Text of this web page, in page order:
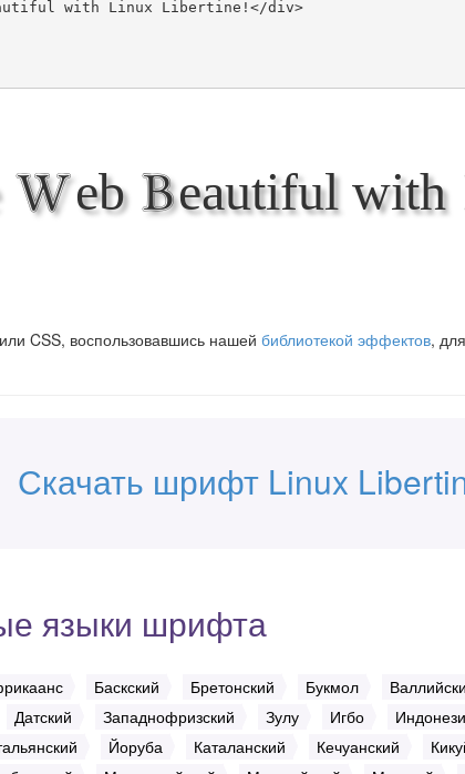
Web Beautiful
CSS, воспользовавшись нашей библиотекой эффектов,
Скачать шрифт Linux
языки шрифта
Баскский Бретонский Букмол
Датский Западнофризский Зулу Игбо
Йоруба Каталанский Кечуанский